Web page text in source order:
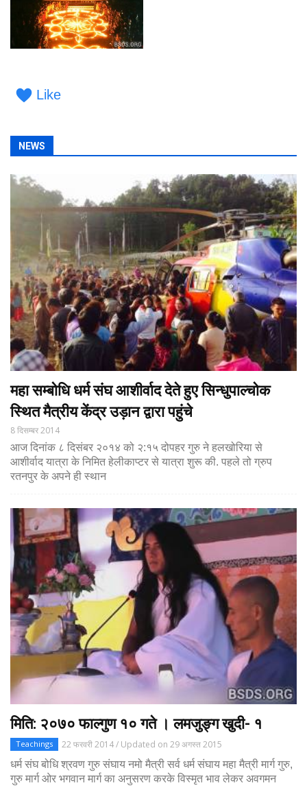
Like
NEWS
महा सम्बोधि धर्म संघ आशीर्वाद देते हुए सिन्धुपाल्चोक
स्थित मैत्रीय केंद्र उड़ान द्वारा पहुंचे
8 दिसम्बर 2014
आज दिनांक ८ दिसंबर २०१४ को २:१५ दोपहर गुरु ने हलखोरिया से
आशीर्वाद यात्रा के निमित हेलीकाप्टर से यात्रा शुरू की. पहले तो ग्रुप
रतनपुर के अपने ही स्थान
मिति: २०७० फाल्गुण १० गते । लमजुङ्ग खुदी- १
Teachings
22 फरवरी 2014 / Updated on 29 अगस्त 2015
धर्म संघ बोधि श्रवण गुरु संघाय नमो मैत्री सर्व धर्म संघाय महा मैत्री मार्ग गुरु,
गुरु मार्ग ओर भगवान मार्ग का अनुसरण करके विस्मृत भाव लेकर अवगमन